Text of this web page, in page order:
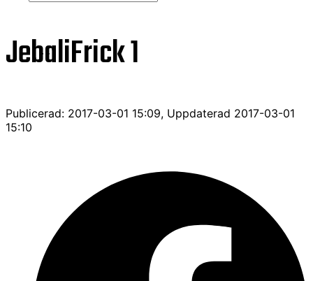
JebaliFrick 1
Publicerad: 2017-03-01 15:09, Uppdaterad 2017-03-01
15:10